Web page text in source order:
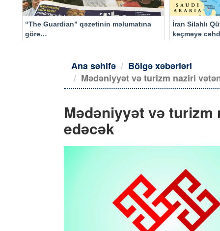
“The Guardian” qəzetinin məlumatına
görə…
İran Silahlı
keçməyə
Ana səhifə
Bölgə xəbərləri
Mədəniyyət və turizm naziri
Mədəniyyət və turizm
edəcək